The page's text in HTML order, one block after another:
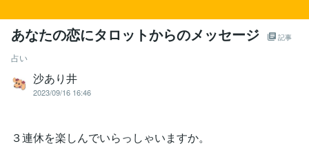
あなたの恋にタロットからのメッセージ 記事
占い
沙あり井
2023/09/16 16:46
３連休を楽しんでいらっしゃいますか。